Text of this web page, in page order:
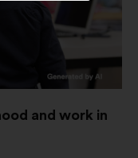
and work in
quando
nossas